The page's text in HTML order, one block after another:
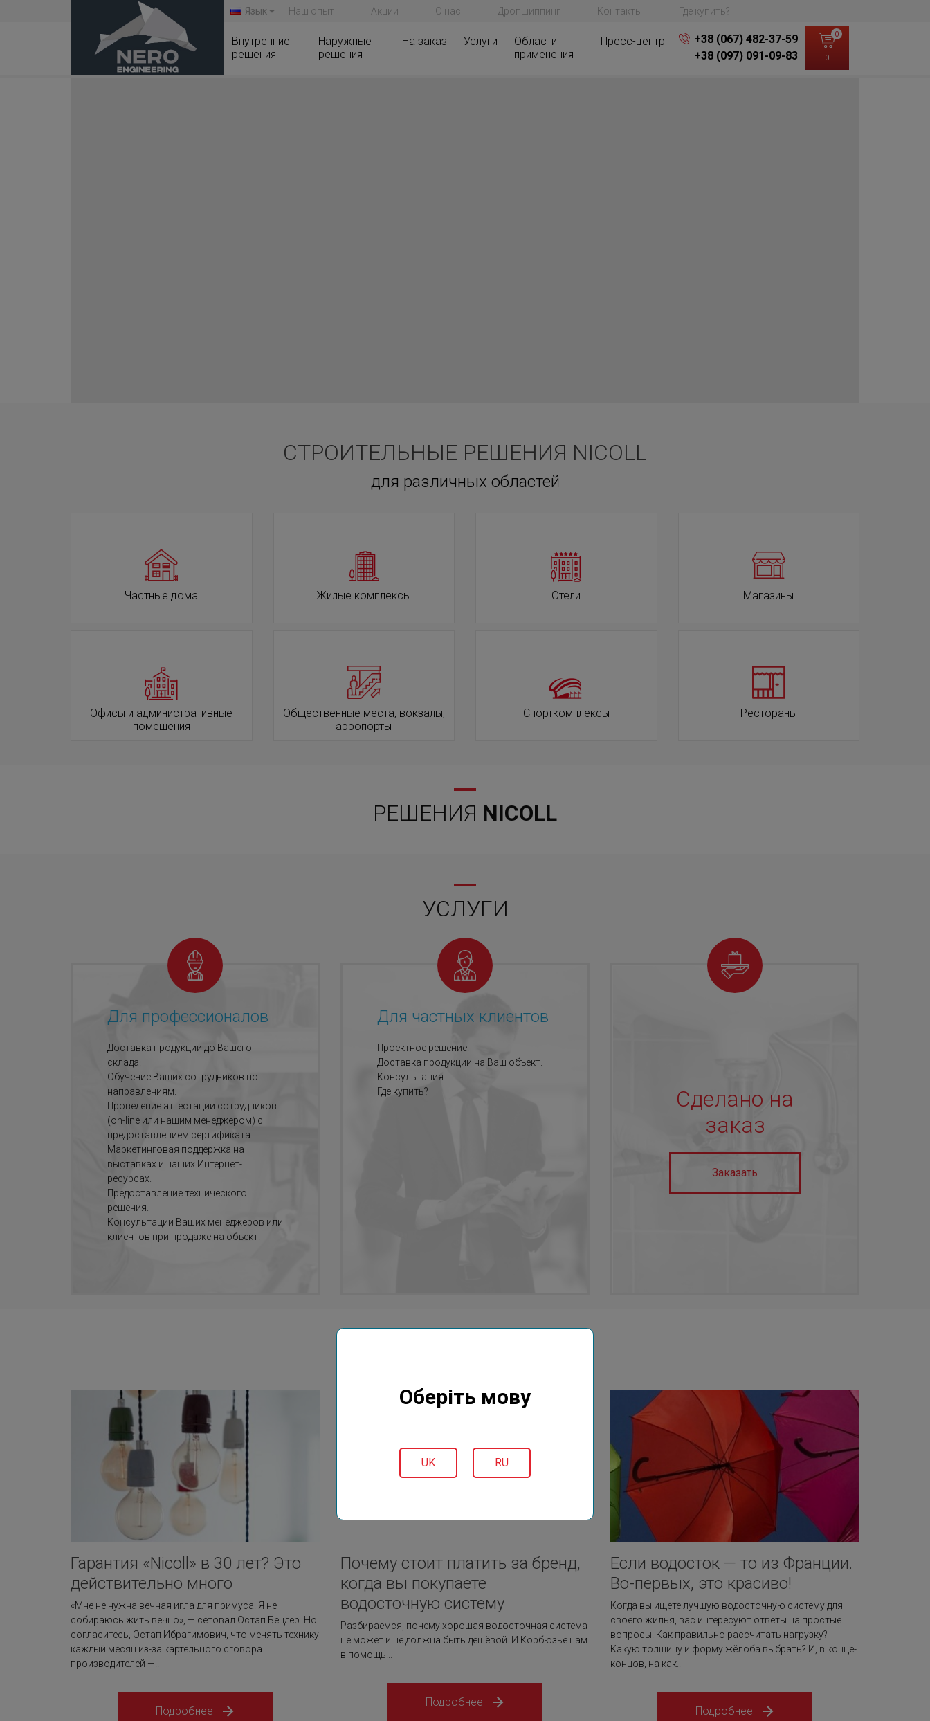
Язык Наш опыт Акции О нас Дропшиппинг Контакты Где купить?
Внутренние
решения
Наружные
решения
На заказ Услуги
Области
применения
Пресс-центр
+38 (067) 482-37-59
+38 (097) 091-09-83
0
0
Оберіть мову
UK RU
СТРОИТЕЛЬНЫЕ РЕШЕНИЯ NICOLL
для различных областей
Частные дома Жилые комплексы Отели Магазины
Офисы и административные
помещения
Общественные места, вокзалы,
аэропорты
Спорткомплексы Рестораны
РЕШЕНИЯ NICOLL
УСЛУГИ
Для профессионалов
Доставка продукции до Вашего
склада.
Обучение Ваших сотрудников по
направлениям.
Проведение аттестации сотрудников
(on-line или нашим менеджером) с
предоставлением сертификата.
Маркетинговая поддержка на
выставках и наших Интернет-
ресурсах.
Предоставление технического
решения.
Консультации Ваших менеджеров или
клиентов при продаже на объект.
Для частных клиентов
Проектное решение.
Доставка продукции на Ваш объект.
Консультация.
Где купить?
Сделано на
заказ
Заказать
Гарантия «Nicoll» в 30 лет? Это
действительно много
«Мне не нужна вечная игла для примуса. Я не
собираюсь жить вечно», — сетовал Остап Бендер. Но
согласитесь, Остап Ибрагимович, что менять технику
каждый месяц из-за картельного сговора
производителей —..
Подробнее
Почему стоит платить за бренд,
когда вы покупаете
водосточную систему
Разбираемся, почему хорошая водосточная система
не может и не должна быть дешёвой. И Корбюзье нам
в помощь!..
Подробнее
Если водосток — то из Франции.
Во-первых, это красиво!
Когда вы ищете лучшую водосточную систему для
своего жилья, вас интересуют ответы на простые
вопросы. Как правильно рассчитать нагрузку?
Какую толщину и форму жёлоба выбрать? И, в конце-
концов, на как..
Подробнее